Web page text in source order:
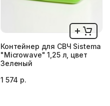
Контейнер для СВЧ Sistema
"Microwave" 1,25 л, цвет
Зеленый
1 574 р.